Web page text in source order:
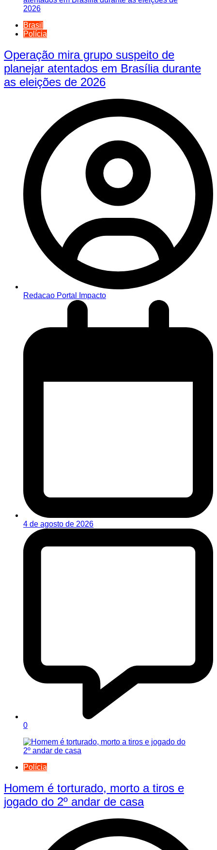
Brasil
Polícia
Operação mira grupo suspeito de
planejar atentados em Brasília durante
as eleições de 2026
Redacao Portal Impacto
4 de agosto de 2026
0
Polícia
Homem é torturado, morto a tiros e
jogado do 2º andar de casa